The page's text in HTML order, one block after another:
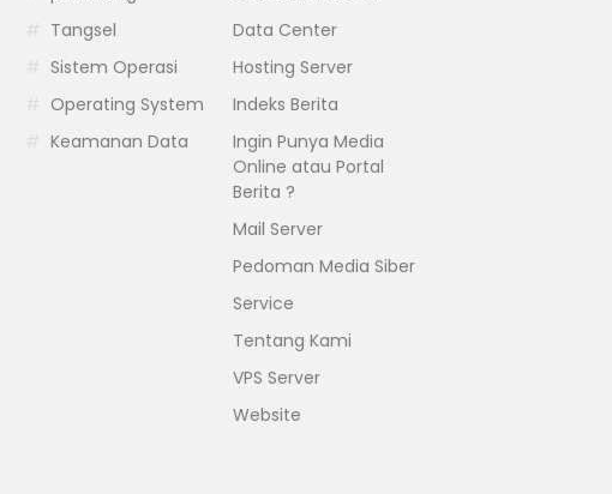
Tangsel
Sistem Operasi
Operating System
Keamanan Data
Data Center
Hosting Server
Indeks Berita
Ingin Punya Media
Online atau Portal
Berita ?
Mail Server
Pedoman Media Siber
Service
Tentang Kami
VPS Server
Website